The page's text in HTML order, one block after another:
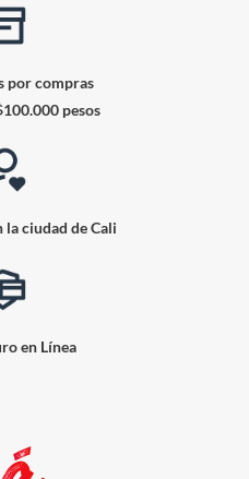
por compras
pesos
la ciudad de Cali
en Línea